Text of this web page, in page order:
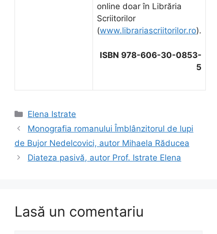
online doar în Librăria
Scriitorilor
(www.librariascriitorilor.ro).
ISBN 978-606-30-0853-
5
Categorii
Elena Istrate
Monografia romanului Îmblânzitorul de lupi
de Bujor Nedelcovici, autor Mihaela Răducea
Diateza pasivă, autor Prof. Istrate Elena
Lasă un comentariu